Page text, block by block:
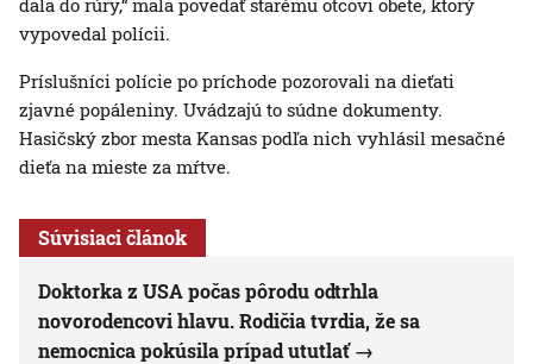
vypovedal polícii.
Príslušníci polície po príchode pozorovali na dieťati
zjavné popáleniny. Uvádzajú to súdne dokumenty.
Hasičský zbor mesta Kansas podľa nich vyhlásil mesačné
dieťa na mieste za mŕtve.
Súvisiaci článok
Doktorka z USA počas pôrodu odtrhla
novorodencovi hlavu. Rodičia tvrdia, že sa
nemocnica pokúsila prípad ututlať